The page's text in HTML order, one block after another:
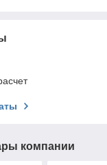
компании